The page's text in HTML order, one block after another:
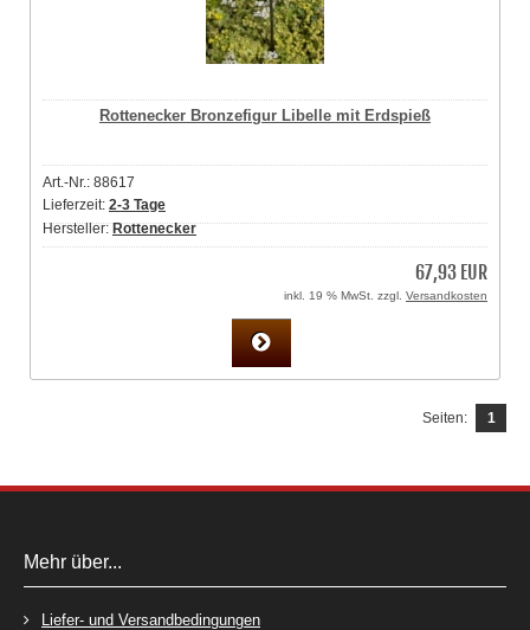
Rottenecker Bronzefigur Libelle mit Erdspieß
Art.-Nr.: 88617
Lieferzeit: 2-3 Tage
Hersteller:Rottenecker
67,93 EUR
inkl. 19 % MwSt. zzgl. Versandkosten
Seiten: 1
Mehr über...
Liefer- und Versandbedingungen